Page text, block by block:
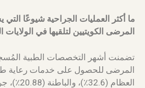
ما أكثر العمليات الجراحية شيوعًا التي
المرضى الكويتيين لتلقيها في الولايات
تضمنت أشهر التخصصات الطبية
المرضى للحصول على خدمات رعاية
العظام